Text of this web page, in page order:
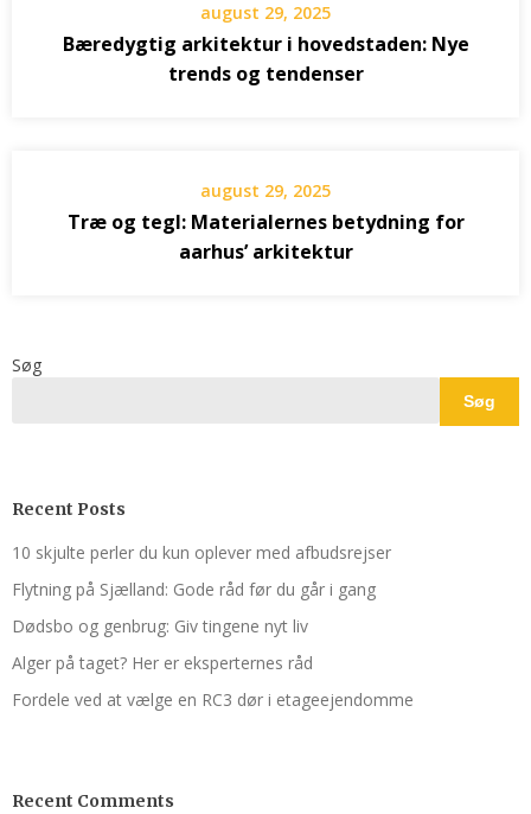
august 29, 2025
Bæredygtig arkitektur i hovedstaden: Nye
trends og tendenser
august 29, 2025
Træ og tegl: Materialernes betydning for
aarhus’ arkitektur
Søg
Søg
Recent Posts
10 skjulte perler du kun oplever med afbudsrejser
Flytning på Sjælland: Gode råd før du går i gang
Dødsbo og genbrug: Giv tingene nyt liv
Alger på taget? Her er eksperternes råd
Fordele ved at vælge en RC3 dør i etageejendomme
Recent Comments